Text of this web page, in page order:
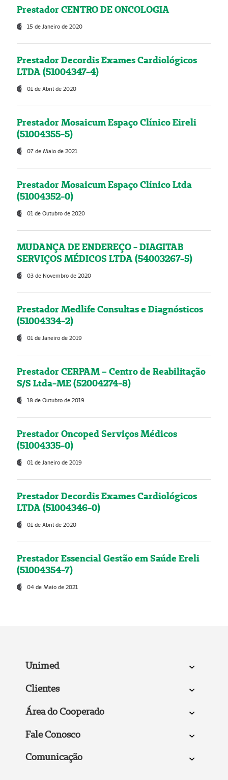
Prestador CENTRO DE ONCOLOGIA
15 de Janeiro de 2020
Prestador Decordis Exames Cardiológicos
LTDA (51004347-4)
01 de Abril de 2020
Prestador Mosaicum Espaço Clínico Eireli
(51004355-5)
07 de Maio de 2021
Prestador Mosaicum Espaço Clínico Ltda
(51004352-0)
01 de Outubro de 2020
MUDANÇA DE ENDEREÇO - DIAGITAB
SERVIÇOS MÉDICOS LTDA (54003267-5)
03 de Novembro de 2020
Prestador Medlife Consultas e Diagnósticos
(51004334-2)
01 de Janeiro de 2019
Prestador CERPAM – Centro de Reabilitação
S/S Ltda-ME (52004274-8)
18 de Outubro de 2019
Prestador Oncoped Serviços Médicos
(51004335-0)
01 de Janeiro de 2019
Prestador Decordis Exames Cardiológicos
LTDA (51004346-0)
01 de Abril de 2020
Prestador Essencial Gestão em Saúde Ereli
(51004354-7)
04 de Maio de 2021
Unimed
Clientes
Área do Cooperado
Fale Conosco
Comunicação